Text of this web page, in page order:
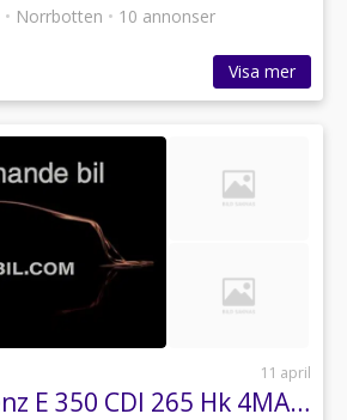
• Norrbotten • 10 annonser
Visa mer
11 april
Mercedes-Benz E 350 CDI 265 Hk 4MATIC 7G AMG Sport